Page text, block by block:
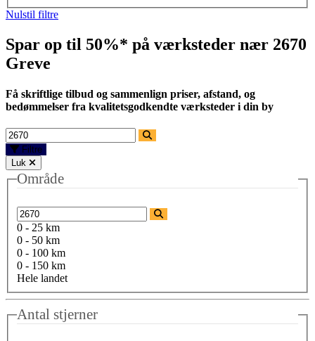
Nulstil filtre
Spar op til 50%* på værksteder nær 2670
Greve
Få skriftlige tilbud og sammenlign priser, afstand, og
bedømmelser fra kvalitetsgodkendte værksteder i din by
Filtre
Luk
Område
0 - 25 km
0 - 50 km
0 - 100 km
0 - 150 km
Hele landet
Antal stjerner